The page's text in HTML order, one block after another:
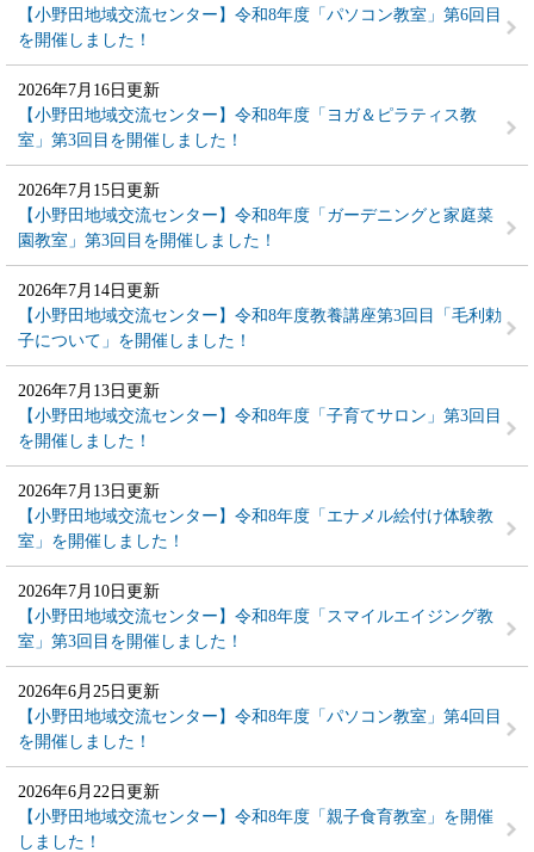
【小野田地域交流センター】令和8年度「パソコン教室」第6回目
を開催しました！
2026年7月16日更新
【小野田地域交流センター】令和8年度「ヨガ＆ピラティス教
室」第3回目を開催しました！
2026年7月15日更新
【小野田地域交流センター】令和8年度「ガーデニングと家庭菜
園教室」第3回目を開催しました！
2026年7月14日更新
【小野田地域交流センター】令和8年度教養講座第3回目「毛利勅
子について」を開催しました！
2026年7月13日更新
【小野田地域交流センター】令和8年度「子育てサロン」第3回目
を開催しました！
2026年7月13日更新
【小野田地域交流センター】令和8年度「エナメル絵付け体験教
室」を開催しました！
2026年7月10日更新
【小野田地域交流センター】令和8年度「スマイルエイジング教
室」第3回目を開催しました！
2026年6月25日更新
【小野田地域交流センター】令和8年度「パソコン教室」第4回目
を開催しました！
2026年6月22日更新
【小野田地域交流センター】令和8年度「親子食育教室」を開催
しました！